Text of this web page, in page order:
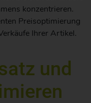
konzentrieren.
Preisoptimierung
Ihrer Artikel.
und